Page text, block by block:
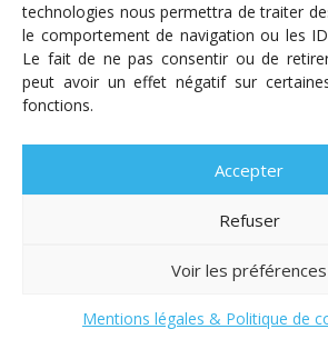
technologies nous permettra de traiter
le comportement de navigation ou les
Le fait de ne pas consentir ou de
peut avoir un effet négatif sur
fonctions.
Accepter
Refuser
Voir les préférences
Mentions légales & Politique de
L’EUROPE ET NOUS // ZELENSKY
1 juillet 2025